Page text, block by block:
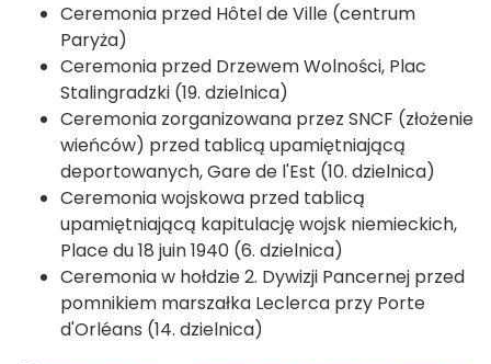
Ceremonia przed Hôtel de Ville (centrum
Paryża)
Ceremonia przed Drzewem Wolności, Plac
Stalingradzki (19. dzielnica)
Ceremonia zorganizowana przez SNCF (złożenie
wieńców) przed tablicą upamiętniającą
deportowanych, Gare de l'Est (10. dzielnica)
Ceremonia wojskowa przed tablicą
upamiętniającą kapitulację wojsk niemieckich,
Place du 18 juin 1940 (6. dzielnica)
Ceremonia w hołdzie 2. Dywizji Pancernej przed
pomnikiem marszałka Leclerca przy Porte
d'Orléans (14. dzielnica)